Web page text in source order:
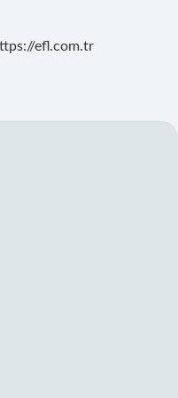
efl.com.tr